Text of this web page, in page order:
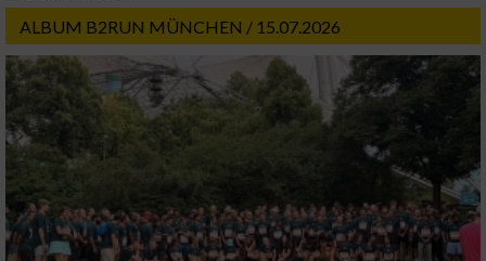
ALBUM B2RUN MÜNCHEN / 15.07.2026